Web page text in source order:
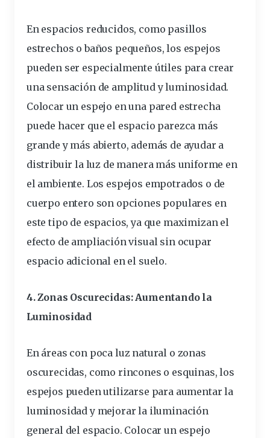
En espacios reducidos, como pasillos
estrechos o baños pequeños, los espejos
pueden ser especialmente útiles para crear
una sensación de amplitud y luminosidad.
Colocar un espejo en una pared estrecha
puede hacer que el espacio parezca más
grande y más abierto, además de ayudar a
distribuir la luz de manera más uniforme en
el ambiente. Los espejos empotrados o de
cuerpo entero son opciones populares en
este tipo de espacios, ya que maximizan el
efecto de ampliación visual sin ocupar
espacio adicional en el suelo.
4. Zonas Oscurecidas: Aumentando la
Luminosidad
En áreas con poca luz natural o zonas
oscurecidas, como rincones o esquinas, los
espejos pueden utilizarse para aumentar la
luminosidad y mejorar la iluminación
general del espacio. Colocar un espejo